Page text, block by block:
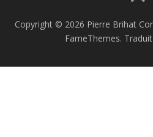
Copyright © 2026 Pierre Brihat
FameThemes.